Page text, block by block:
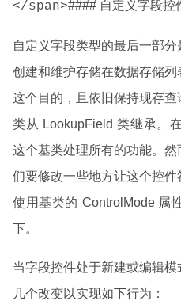
</span>#### 自定义字段控
自定义字段类型的最后一部
创建和维护存储在数据存储
这个目的，且依旧保持现存
类从 LookupField 类继承。
这个基类处理所有的功能。
们要修改一些地方让这个控
使用基类的 ControlMode 属
下。
当字段控件处于新建或编辑
几个改变以实现如下行为：